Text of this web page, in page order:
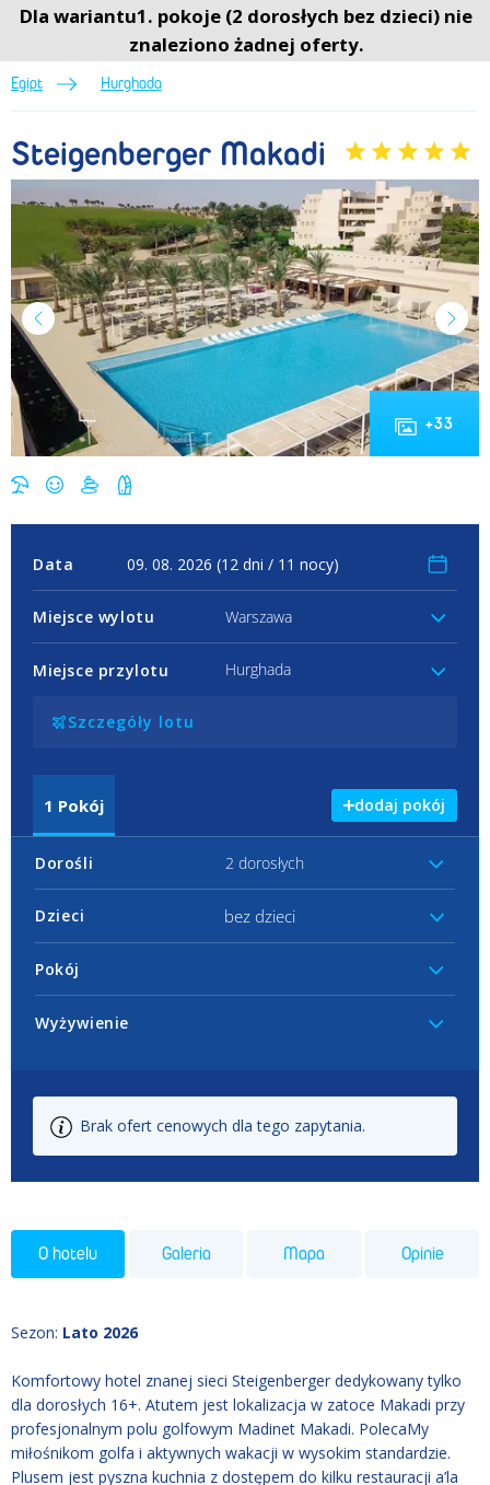
Menu Menu
Egipt Hurghada
Steigenberger Makadi
+33
Data
Miejsce wylotu Warszawa
Miejsce przylotu Hurghada
Szczegóły lotu
1 Pokój dodaj pokój
Dorośli 2 dorosłych
Dzieci bez dzieci
Pokój
Wyżywienie
Brak ofert cenowych dla tego zapytania.
O hotelu Galeria Mapa Opinie
Sezon: Lato 2026
Komfortowy hotel znanej sieci Steigenberger dedykowany tylko
dla dorosłych 16+. Atutem jest lokalizacja w zatoce Makadi przy
profesjonalnym polu golfowym Madinet Makadi. PolecaMy
miłośnikom golfa i aktywnych wakacji w wysokim standardzie.
Plusem jest pyszna kuchnia z dostępem do kilku restauracji a’la
Dla wariantu1. pokoje (2 dorosłych bez dzieci) nie
znaleziono żadnej oferty.
Steigenberger Makadi (Lato 2026) • Hurghada • Egipt • BP Sun&Fun